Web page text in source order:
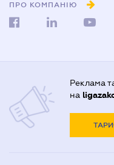
ПРО КОМПАНІЮ
Реклама
на